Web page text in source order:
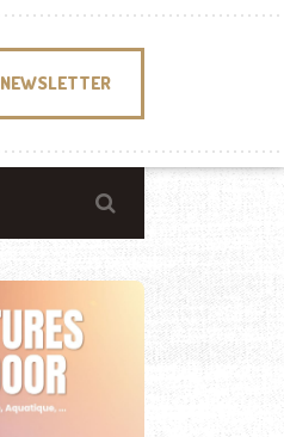
NEWSLETTER